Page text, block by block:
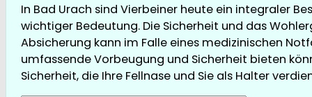
In Bad Urach sind Vierbeiner heute ein integraler
wichtiger Bedeutung. Die Sicherheit und das
Absicherung kann im Falle eines medizinischen
umfassende Vorbeugung und Sicherheit bieten
Sicherheit, die Ihre Fellnase und Sie als Halter